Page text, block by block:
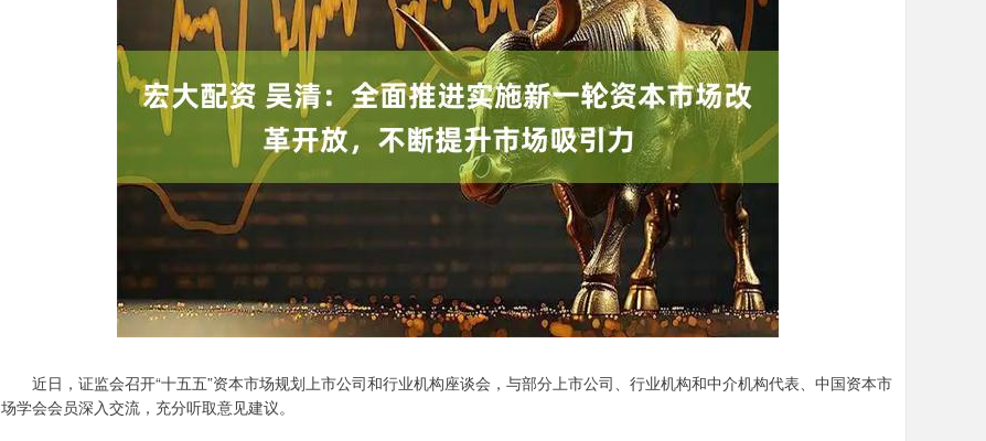
近日，证监会召开“十五五”资本市场规划上市公司和行业机构座谈会，与部分上市公司、行业机构和中介机构代表、中国资本市
场学会会员深入交流，充分听取意见建议。